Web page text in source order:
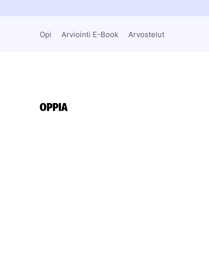
Opi Arviointi E-Book Arvostelut
OPPIA